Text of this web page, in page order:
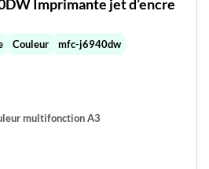
Imprimante jet d’encre
Couleur mfc-j6940dw
multifonction A3